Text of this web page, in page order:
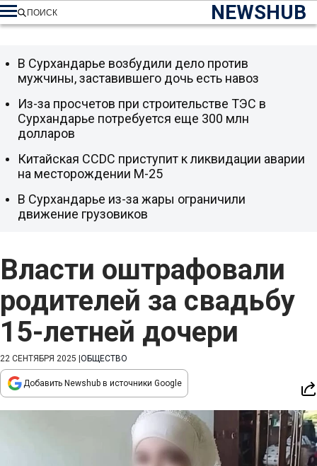
NEWSHUB
ПОИСК
Власти оштрафовали
родителей за свадьбу
15-летней дочери
22 СЕНТЯБРЯ 2025 ОБЩЕСТВО
Добавить Newshub в источники Google
В Сурхандарье возбудили дело против
мужчины, заставившего дочь есть навоз
Из-за просчетов при строительстве ТЭС в
Сурхандарье потребуется еще 300 млн
долларов
Китайская CCDC приступит к ликвидации аварии
на месторождении М-25
В Сурхандарье из-за жары ограничили
движение грузовиков